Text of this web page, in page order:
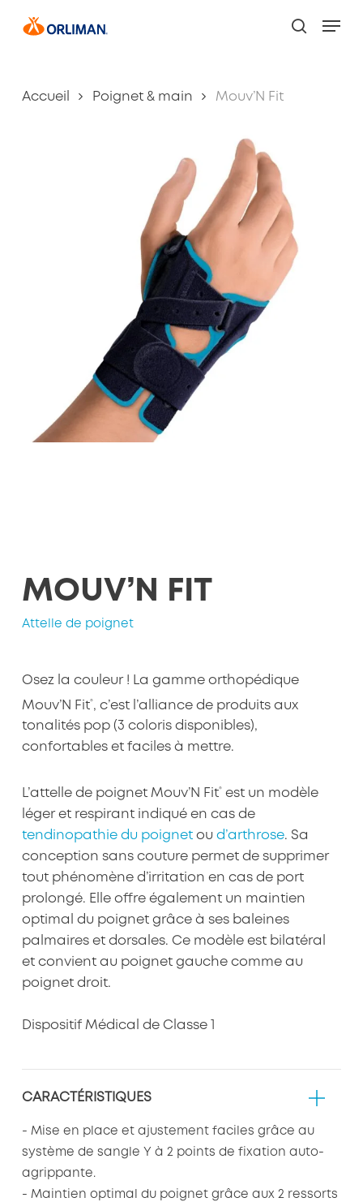
search
Accueil Poignet & main Mouv’N Fit
MOUV’N FIT
Attelle de poignet
Osez la couleur ! La gamme orthopédique
Mouv’N Fit®, c’est l’alliance de produits aux
tonalités pop (3 coloris disponibles),
confortables et faciles à mettre.
L’attelle de poignet Mouv’N Fit® est un modèle
léger et respirant indiqué en cas de
tendinopathie du poignetou d’arthrose. Sa
conception sans couture permet de supprimer
tout phénomène d’irritation en cas de port
prolongé. Elle offre également un maintien
optimal du poignet grâce à ses baleines
palmaires et dorsales. Ce modèle est bilatéral
et convient au poignet gauche comme au
poignet droit.
Dispositif Médical de Classe 1
CARACTÉRISTIQUES
- Mise en place et ajustement faciles grâce au
système de sangle Y à 2 points de fixation auto-
agrippante.
- Maintien optimal du poignet grâce aux 2 ressorts